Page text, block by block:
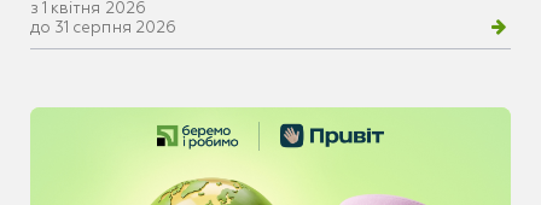
з 1 квітня 2026
до 31 серпня 2026